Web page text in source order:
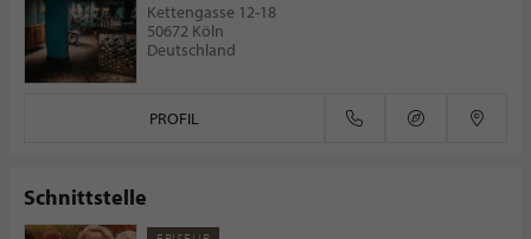
Kettengasse 12-18
50672 Köln
Deutschland
PROFIL
Schnittstelle